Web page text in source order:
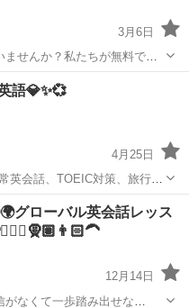
3月6日
せんか？私たちが無料でお
ープ、個人の英会話を無料
スト教教会のボランティア
話 無料
語💎✨💞
4月25日
目的に合わせて、 マンツーマ
て、叶えたい未来を教えてく
ゴール
グローバル英会話レッス
12月14日
なくて一歩踏み出せな